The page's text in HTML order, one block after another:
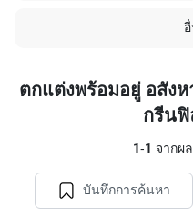
ตกแต่งพร้อมอยู่ อสัง
กรีนฟิ
1-1 จากผ
บันทึกการค้นหา